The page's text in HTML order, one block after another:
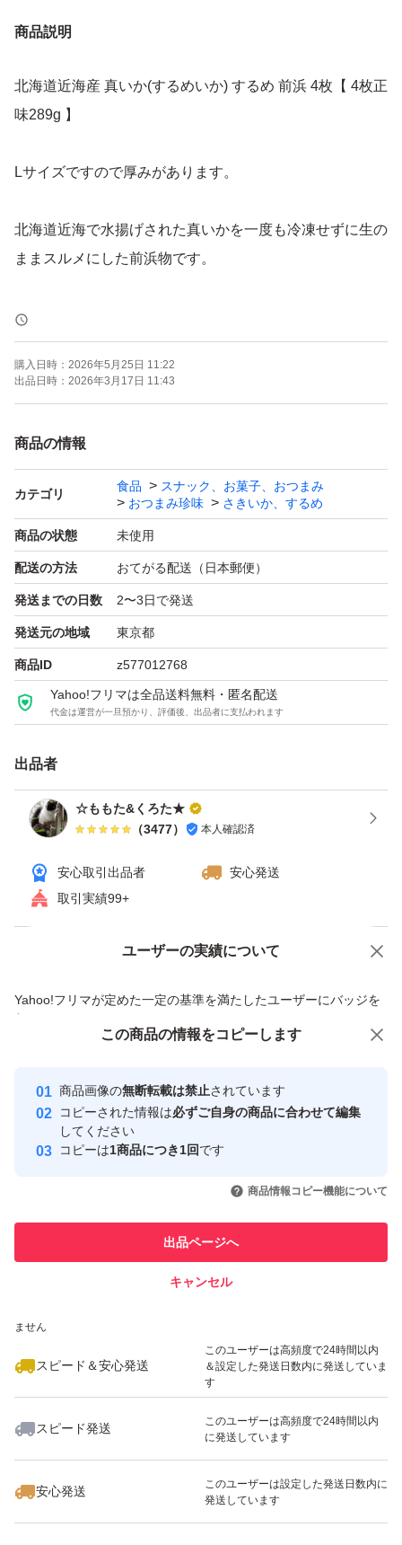
商品説明
北海道近海産 真いか(するめいか) するめ 前浜 4枚【 4枚正
味289g 】
Lサイズですので厚みがあります。
北海道近海で水揚げされた真いかを一度も冷凍せずに生の
ままスルメにした前浜物です。
スルメになってからは冷凍庫で保管することにより鮮度と
風味が保たれます。
しばらく召し上がらない時は冷凍庫で保管しますと１年以
画像は参考画像になります。
実際に発送する商品は、画像のロットの中のスルメ4枚に
なります。
◆賞味期限 画像参照又はそれより新しい期限
◆発送方法 ２つ折りにしておてがる配送にて発送いたし
ます。
週間以上かかる場合がありますのでご了承ください。
購入日時： 2026年5月25日 11:22
出品日時： 2026年3月17日 11:43
商品の情報
カテゴリ
食品
スナック、お菓子、おつまみ
おつまみ珍味
さきいか、するめ
商品の状態 未使用
配送の方法 おてがる配送（日本郵便）
発送までの日数 2〜3日で発送
発送元の地域 東京都
商品ID z577012768
Yahoo!フリマは全品送料無料・匿名配送
代金は運営が一旦預かり、評価後、出品者に支払われます
出品者
☆ももた&くろた★
（3477） 本人確認済
安心取引出品者
安心発送
取引実績99+
ユーザーの実績について
Yahoo!フリマが定めた一定の基準を満たしたユーザーにバッジを
付与しています
安心取引出品者
心・安全なユーザーです
取引実績
引を完了させた実績があります
での取引実績があります
ません
スピード＆安心発送
このユーザーは高頻度で24時間以内
＆設定した発送日数内に発送していま
す
スピード発送
このユーザーは高頻度で24時間以内
に発送しています
安心発送
このユーザーは設定した発送日数内に
発送しています
価格の相談 商品への質問
この商品の情報をコピーします
商品画像の無断転載は禁止されています
コピーされた情報は必ずご自身の商品に合わせて編集
してください
コピーは1商品につき1回です
商品情報コピー機能について
出品ページへ
キャンセル
この商品をみている人にオススメ
いいね！
2,756